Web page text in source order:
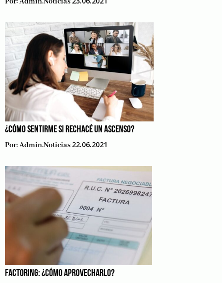
¿CÓMO SENTIRME SI RECHACÉ UN ASCENSO?
Por:Admin.noticias 22.06.2021
FACTORING: ¿CÓMO APROVECHARLO?